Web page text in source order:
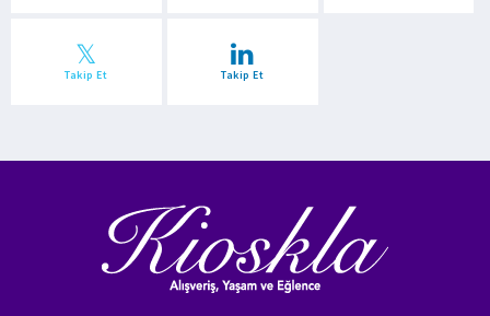
Takip Et Takip Et